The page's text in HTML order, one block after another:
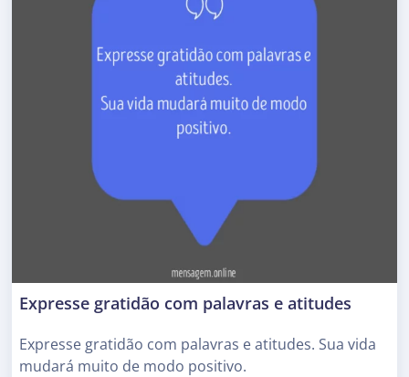
Expresse gratidão com palavras e atitudes
Expresse gratidão com palavras e atitudes. Sua vida
mudará muito de modo positivo.